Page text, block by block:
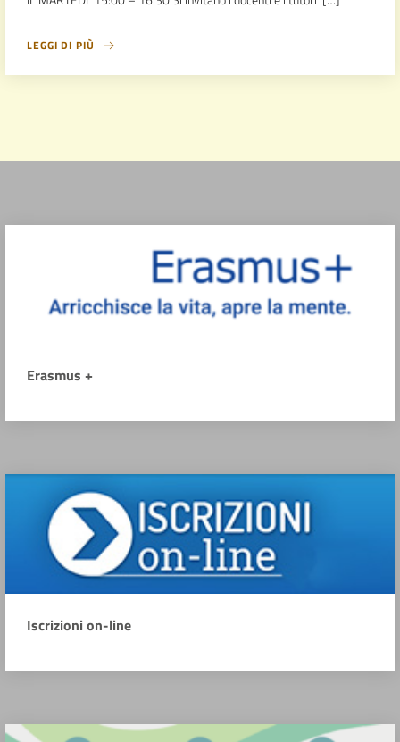
LEGGI DI PIÙ
Erasmus +
Iscrizioni on-line